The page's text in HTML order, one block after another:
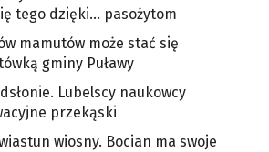
tego dzięki… pasożytom
mamutów może stać się
gminy Puławy
Lubelscy naukowcy
przekąski
wiosny. Bocian ma swoje